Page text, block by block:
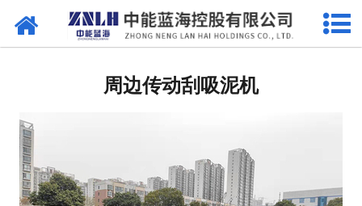
网站首页
- 一体机
周边传动刮吸泥机